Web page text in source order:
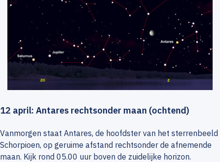
12 april: Antares rechtsonder maan (ochtend)
Vanmorgen staat Antares, de hoofdster van het sterrenbeeld
Schorpioen, op geruime afstand rechtsonder de afnemende
maan. Kijk rond 05.00 uur boven de zuidelijke horizon.